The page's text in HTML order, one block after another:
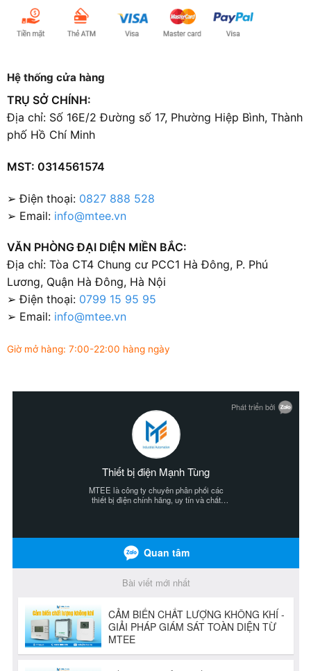
Hệ thống cửa hàng
TRỤ SỞ CHÍNH:
Địa chỉ: Số 16E/2 Đường số 17, Phường Hiệp Bình, Thành
phố Hồ Chí Minh
MST: 0314561574
➢ Điện thoại: 0827 888 528
➢ Email: info@mtee.vn
VĂN PHÒNG ĐẠI DIỆN MIỀN BẮC:
Địa chỉ: Tòa CT4 Chung cư PCC1 Hà Đông, P. Phú
Lương, Quận Hà Đông, Hà Nội
➢ Điện thoại: 0799 15 95 95
➢ Email: info@mtee.vn
Giờ mở hàng: 7:00-22:00 hàng ngày